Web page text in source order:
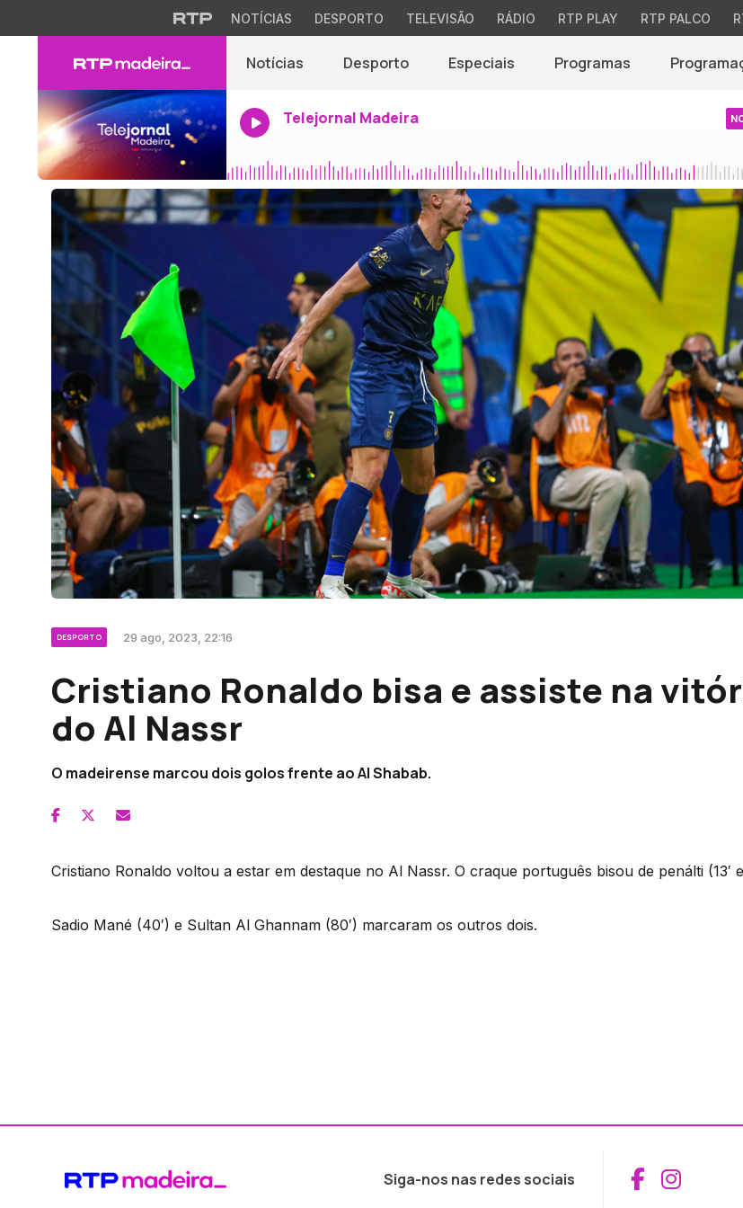
NOTÍCIAS DESPORTO TELEVISÃO RÁDIO RTP PLAY RTP PALCO
Notícias Desporto Especiais Programas
Telejornal Madeira
DESPORTO 29 ago, 2023, 22:16
Cristiano Ronaldo bisa e assiste na
do Al Nassr
O madeirense marcou dois golos frente ao Al Shabab.
Cristiano Ronaldo voltou a estar em destaque no Al Nassr. O craque português bisou de penálti (13′ e
Sadio Mané (40′) e Sultan Al Ghannam (80′) marcaram os outros dois.
Siga-nos nas redes sociais Aceder